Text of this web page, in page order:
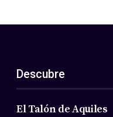
ES
EN
Acerca de nosotros
Miembros
Descubre
El Talón de Aquiles